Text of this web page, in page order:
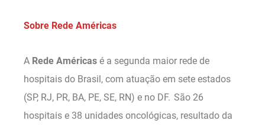
Sobre Rede Américas
A Rede Américas é a segunda maior rede de
hospitais do Brasil, com atuação em sete estados
(SP, RJ, PR, BA, PE, SE, RN) e no DF. São 26
hospitais e 38 unidades oncológicas, resultado da